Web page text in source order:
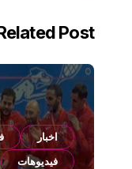
Post
اخبار
فيديوهات